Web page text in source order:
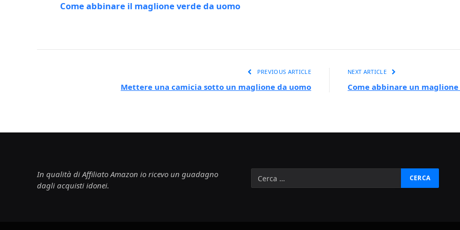
Come abbinare il maglione verde da uomo
PREVIOUS ARTICLE
Mettere una camicia sotto un maglione da uomo
NEXT ARTICLE
Come abbinare un
In qualità di Affiliato Amazon io ricevo un guadagno
dagli acquisti idonei.